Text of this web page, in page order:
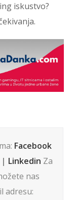
iskustvo?
Facebook
| Linkedin Za
nas
adresu: